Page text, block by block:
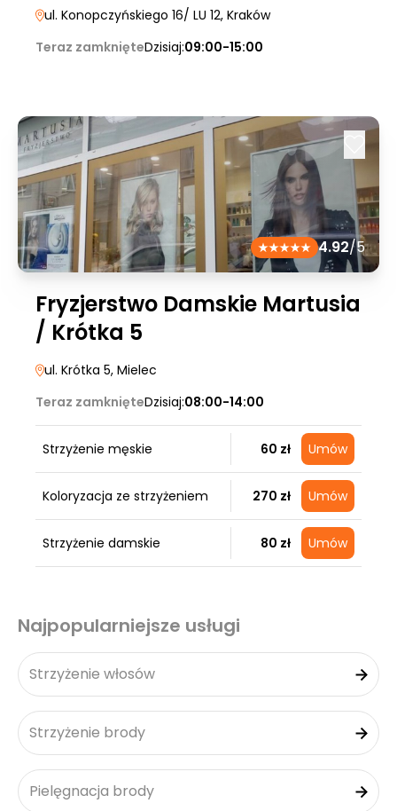
ul. Konopczyńskiego 16/ LU 12, Kraków
Teraz zamknięteDzisiaj:09:00-15:00
4.92/5
Fryzjerstwo Damskie Martusia
/ Krótka 5
ul. Krótka 5, Mielec
Teraz zamknięteDzisiaj:08:00-14:00
Strzyżenie męskie 60 zł Umów
Koloryzacja ze strzyżeniem 270 zł Umów
Strzyżenie damskie 80 zł Umów
Najpopularniejsze usługi
Strzyżenie włosów
Strzyżenie brody
Pielęgnacja brody